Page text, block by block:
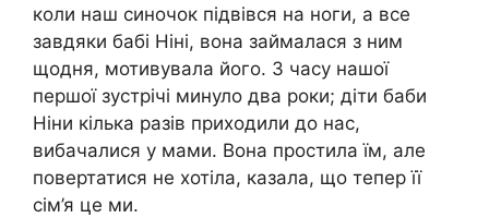
коли наш синочок підвівся на ноги, а все
завдяки бабі Ніні, вона займалася з ним
щодня, мотивувала його. З часу нашої
першої зустрічі минуло два роки; діти баби
Ніни кілька разів приходили до нас,
вибачалися у мами. Вона простила їм, але
повертатися не хотіла, казала, що тепер її
сім’я це ми.